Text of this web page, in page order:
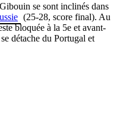
se sont inclinés dans
(25-28, score final). Au
bloquée à la 5e et avant-
détache du Portugal et